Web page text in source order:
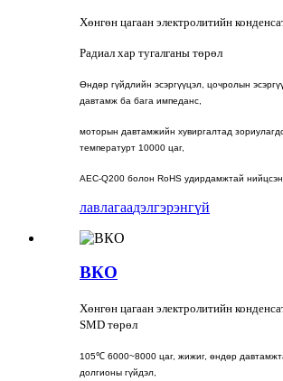
Хөнгөн цагаан электролитийн
Радиал хар тугалганы төрөл
Өндөр гүйдлийн эсэргүүцэл, цочролын
давтамж ба бага импеданс,
моторын давтамжийн хувиргалтад
температурт 10000 цаг,
AEC-Q200 болон RoHS удирдамжтай нийцсэн.
лавлагаадэлгэрэнгүй
ВКО
Хөнгөн цагаан электролитийн
SMD төрөл
105℃ 6000~8000 цаг, жижиг, өндөр
долгионы гүйдэл,